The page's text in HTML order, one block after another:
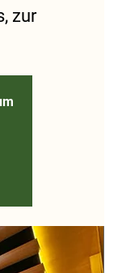
zur